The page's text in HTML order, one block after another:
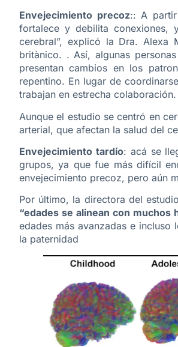
Envejecimiento precoz:: A
fortalece y debilita conexiones,
cerebral”, explicó la Dra. Alexa
britànico. . Así, algunas
presentan cambios en los
repentino. En lugar de
trabajan en estrecha colaboración.
Aunque el estudio se centró en
arterial, que afectan la salud del
Envejecimiento tardío: acá se
grupos, ya que fue más difícil
envejecimiento precoz, pero aún
Por último, la directora del
“edades se alinean con muchos
edades más avanzadas e
la paternidad